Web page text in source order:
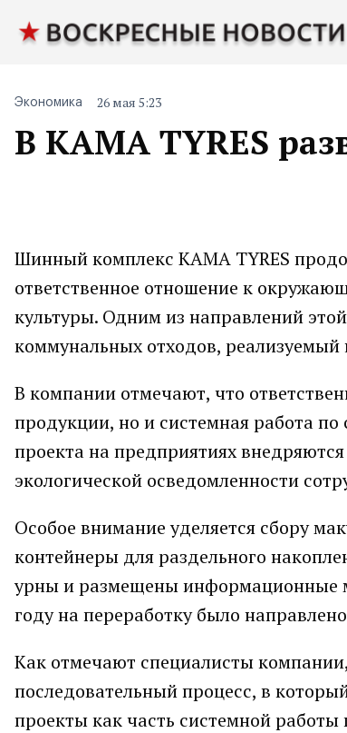
В KAMA TYRES
Экономика 26 мая 5:23
Шинный комплекс KAMA TYRES
ответственное отношение к
культуры. Одним из направлений
коммунальных отходов,
В компании отмечают, что
продукции, но и системная работа
проекта на предприятиях
экологической осведомленности
Особое внимание уделяется сбору
контейнеры для раздельного
урны и размещены информационные
году на переработку было
Как отмечают специалисты
последовательный процесс, в
проекты как часть системной